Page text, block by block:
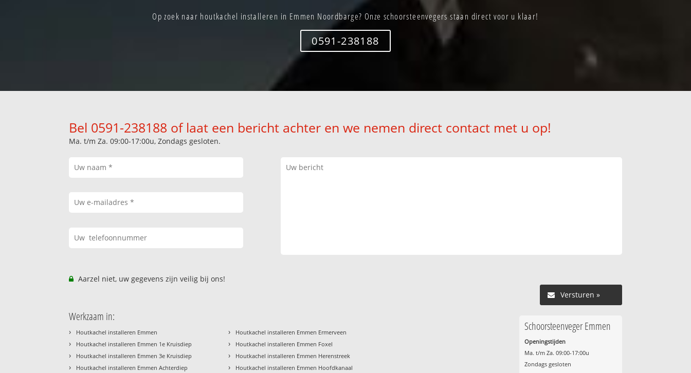
Op zoek naar houtkachel installeren in Emmen Noordbarge? Onze schoorsteenvegers staan direct voor u klaar!
0591-238188
Bel 0591-238188 of laat een bericht achter en we nemen direct contact met u op!
Ma. t/m Za. 09:00-17:00u, Zondags gesloten.
Aarzel niet, uw gegevens zijn veilig bij ons!
Versturen »
Werkzaam in:
› Houtkachel installeren Emmen
› Houtkachel installeren Emmen 1e Kruisdiep
› Houtkachel installeren Emmen 3e Kruisdiep
› Houtkachel installeren Emmen Achterdiep
› Houtkachel installeren Emmen Ermerveen
› Houtkachel installeren Emmen Foxel
› Houtkachel installeren Emmen Herenstreek
› Houtkachel installeren Emmen Hoofdkanaal
Schoorsteenveger Emmen
Openingstijden
Ma. t/m Za. 09:00-17:00u
Zondags gesloten